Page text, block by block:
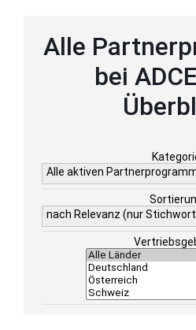
Alle
bei
Alle aktiven
nach Relevanz (nur